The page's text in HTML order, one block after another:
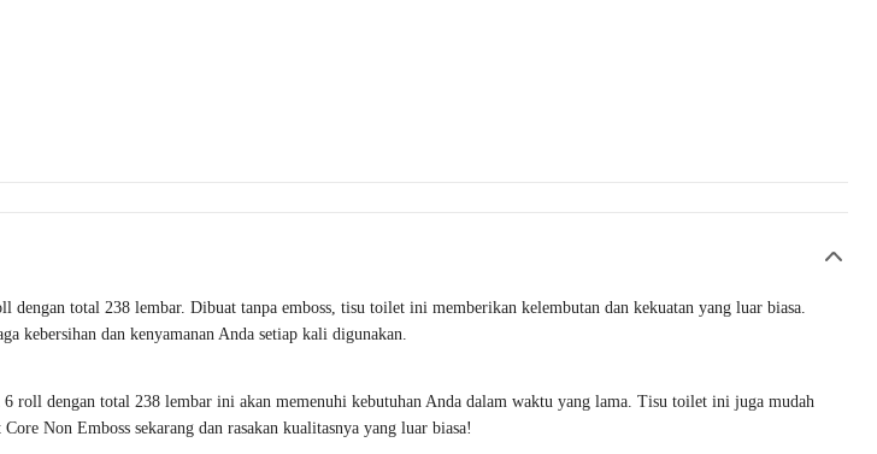
total 238 lembar. Dibuat tanpa emboss, tisu toilet ini memberikan kelembutan dan kekuatan yang luar biasa.
kebersihan dan kenyamanan Anda setiap kali digunakan.
roll dengan total 238 lembar ini akan memenuhi kebutuhan Anda dalam waktu yang lama. Tisu toilet ini juga mudah
Non Emboss sekarang dan rasakan kualitasnya yang luar biasa!